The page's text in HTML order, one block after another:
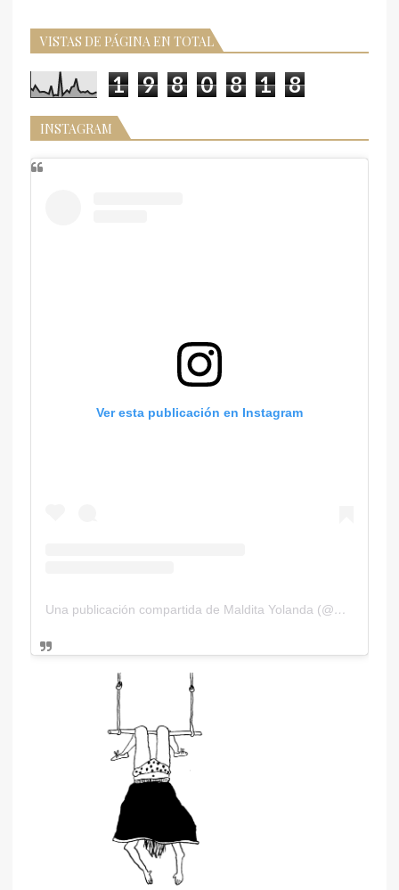
VISTAS DE PÁGINA EN TOTAL
1 9 8 0 8 1 8
INSTAGRAM
Ver esta publicación en Instagram
Una publicación compartida de Maldita Yolanda (@malditayolanda)